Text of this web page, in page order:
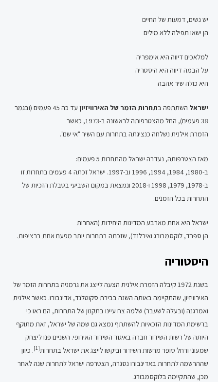
יש נשים, דמעות של החיים
הן ישאו תפילה ללא מילים
למלאכים דיווה היא אימפריה
על הבמה דיווה היא היסטריה
היא כולה שיר אהבה
ישראל השתתפה בתחרות הזמר של האירוויזיון
עד כה 45 פעמים (ובגמר
38 פעמים), החל מהצטרפותה לראשונה ב-1973, כאשר
הזמרת אילנית נשלחה כנציגתה בתחרות עם השיר "אי שם".
מאז הצטרפותה, נעדרה ישראל מהתחרות 5 פעמים:
ב-1980, 1984, 1994, 1996 וב-1997. ישראל זכתה 4 פעמים בתחרות זו
ב-1978, 1979, 1998 ו-2018 ונמצאת במקום השביעי בטבלת הזכיות של
התחרות בכל הזמנים.
ישראל היא אחת מארבע המדינות היחידות (האחרות
הן ספרד, לוקסמבורג ואירלנד), שזכתה בתחרות יותר מפעם אחת ברציפות.
היסטוריה
בשנת 1972 קיבלה הזמרת אילנית הצעה לייצג את גרמניה בתחרות הזמר של
האירוויזיון, שהתקיימה באותה השנה בבירת סקוטלנד, אדינבורו. כאשר אילנית
ואמרגנה (ובעלה לשעבר) שלמה צח עיינו בתקנון של התחרות, הם ראו כי
ברשימת המדינות הזכאיות להשתתף נמצא גם שמה של ישראל, זאת מתוקף
היותה של רשות השידור חברה באיגוד השידור האירופי. השניים פנו ליצחק
שמעוני ורחל סופר מרשות השידור וביקשו לייצג את ישראל בתחרות[1]
. כיוון
שההרשמה לתחרות באדינבורו נסגרה, הצטרפה ישראל לתחרות שנה לאחר
מכן, שהתקיימה בלוקסמבורג.